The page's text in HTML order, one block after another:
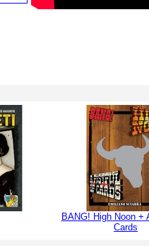
BANG! High Noon +
Cards